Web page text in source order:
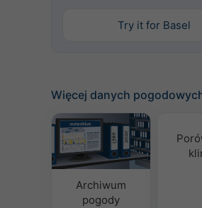
Try it for Basel
Więcej danych
Archiwum
pogody